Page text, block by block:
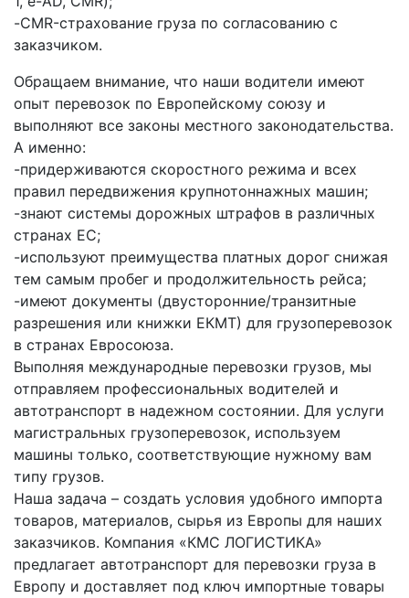
-CMR-страхование груза по согласованию с
заказчиком.
Обращаем внимание, что наши водители имеют
опыт перевозок по Европейскому союзу и
выполняют все законы местного законодательства.
А именно:
-придерживаются скоростного режима и всех
правил передвижения крупнотоннажных машин;
-знают системы дорожных штрафов в различных
странах ЕС;
-используют преимущества платных дорог снижая
тем самым пробег и продолжительность рейса;
-имеют документы (двусторонние/транзитные
разрешения или книжки ЕКМТ) для грузоперевозок
в странах Евросоюза.
Выполняя международные перевозки грузов, мы
отправляем профессиональных водителей и
автотранспорт в надежном состоянии. Для услуги
магистральных грузоперевозок, используем
машины только, соответствующие нужному вам
типу грузов.
Наша задача – создать условия удобного импорта
товаров, материалов, сырья из Европы для наших
заказчиков. Компания «КМС ЛОГИСТИКА»
предлагает автотранспорт для перевозки груза в
Европу и доставляет под ключ импортные товары